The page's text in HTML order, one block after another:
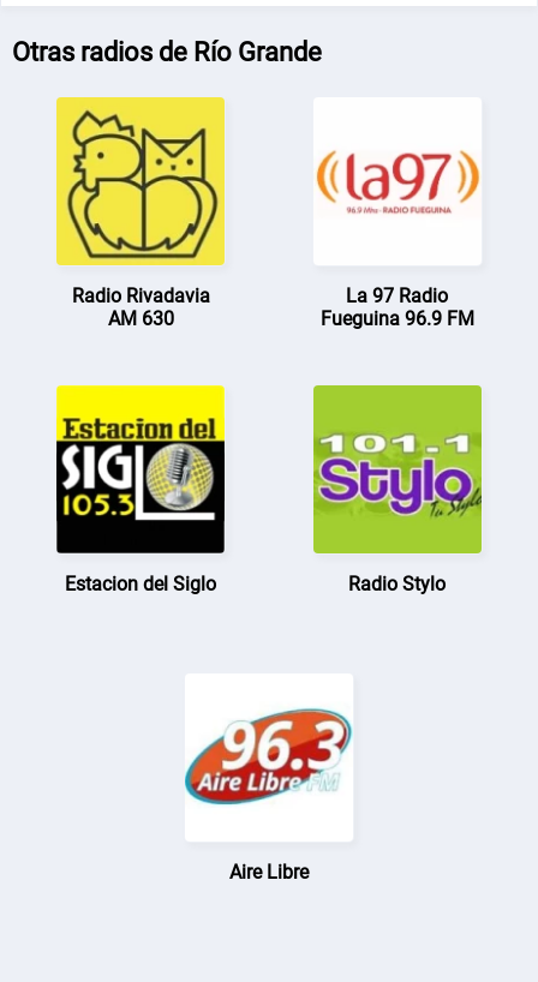
Otras radios de Río Grande
Radio Rivadavia
AM 630
La 97 Radio
Fueguina 96.9 FM
Estacion del Siglo Radio Stylo
Aire Libre